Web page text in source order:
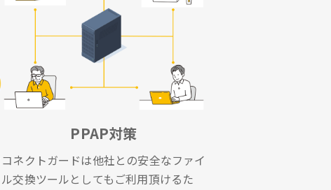
PPAP対策
コネクトガードは他社との安全なファイ
ル交換ツールとしてもご利用頂けるた